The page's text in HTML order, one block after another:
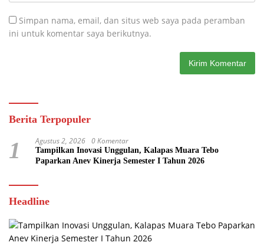
Simpan nama, email, dan situs web saya pada peramban
ini untuk komentar saya berikutnya.
Berita Terpopuler
1 Agustus 2, 2026 0 Komentar
Tampilkan Inovasi Unggulan, Kalapas Muara Tebo
Paparkan Anev Kinerja Semester I Tahun 2026
Headline